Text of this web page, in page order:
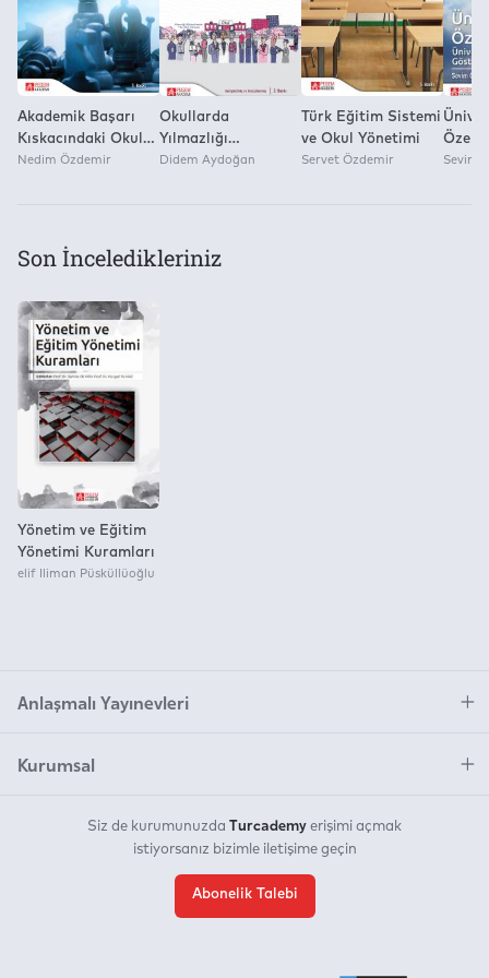
Pegem Akademi Yayıncılık
Akademik Başarı
Kıskacındaki Okul
Yöneticileri
Nedim Özdemir
Okullarda
Yılmazlığı
Güçlendirme El
Didem Aydoğan
Türk Eğitim Sistemi
ve Okul Yönetimi
Servet Özdemir Sevim
Son İnceledikleriniz
Yönetim ve Eğitim
Yönetimi Kuramları
elif Iliman Püsküllüoğlu
Anlaşmalı Yayınevleri
Kurumsal
Siz de kurumunuzda Turcademy erişimi açmak
istiyorsanız bizimle iletişime geçin
Abonelik Talebi